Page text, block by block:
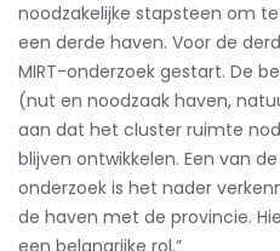
noodzakelijke stapsteen om
een derde haven. Voor de
MIRT-onderzoek gestart. De
(nut en noodzaak haven,
aan dat het cluster ruimte
blijven ontwikkelen. Een van
onderzoek is het nader
de haven met de provincie.